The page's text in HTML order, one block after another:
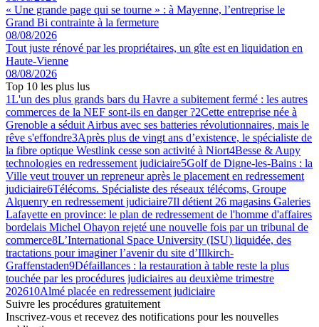
« Une grande page qui se tourne » : à Mayenne, l’entreprise le
Grand Bi contrainte à la fermeture
08/08/2026
Tout juste rénové par les propriétaires, un gîte est en liquidation en
Haute-Vienne
08/08/2026
Top 10 les plus lus
1L'un des plus grands bars du Havre a subitement fermé : les autres
commerces de la NEF sont-ils en danger ?2Cette entreprise née à
Grenoble a séduit Airbus avec ses batteries révolutionnaires, mais le
rêve s'effondre3Après plus de vingt ans d’existence, le spécialiste de
la fibre optique Westlink cesse son activité à Niort4Besse & Aupy
technologies en redressement judiciaire5Golf de Digne-les-Bains : la
Ville veut trouver un repreneur après le placement en redressement
judiciaire6Télécoms. Spécialiste des réseaux télécoms, Groupe
Alquenry en redressement judiciaire7Il détient 26 magasins Galeries
Lafayette en province: le plan de redressement de l'homme d'affaires
bordelais Michel Ohayon rejeté une nouvelle fois par un tribunal de
commerce8L’International Space University (ISU) liquidée, des
tractations pour imaginer l’avenir du site d’Illkirch-
Graffenstaden9Défaillances : la restauration à table reste la plus
touchée par les procédures judiciaires au deuxième trimestre
202610Almé placée en redressement judiciaire
Suivre les procédures gratuitement
Inscrivez-vous et recevez des notifications pour les nouvelles